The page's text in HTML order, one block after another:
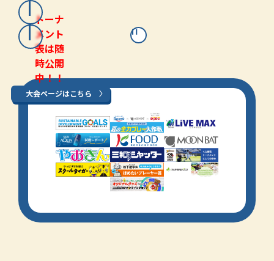
トーナ
メント
表は随
時公開
中！！
大会ページはこちら